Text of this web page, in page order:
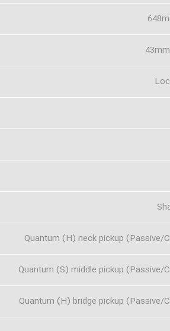
Quantum (H) neck pickup (Passive/
Quantum (S) middle pickup (Passive/
Quantum (H) bridge pickup (Passive/